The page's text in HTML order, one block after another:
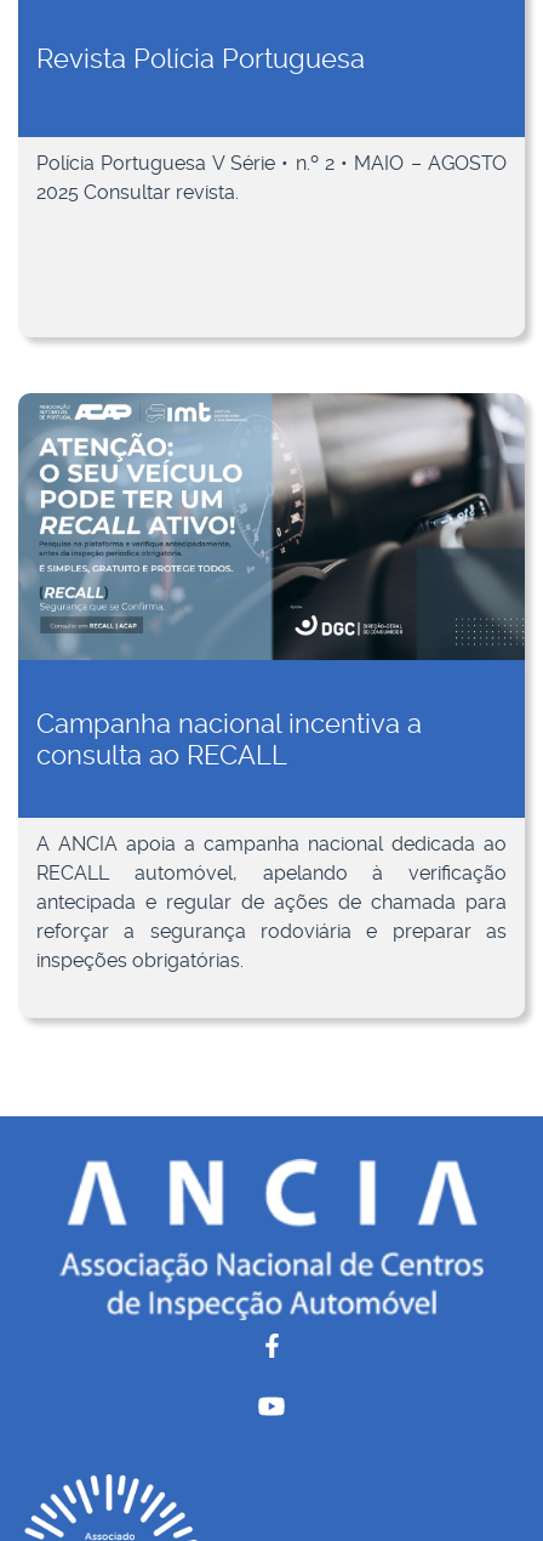
Revista Polícia Portuguesa
Polícia Portuguesa V Série • n.º 2 • MAIO – AGOSTO
2025 Consultar revista.
Campanha nacional incentiva a
consulta ao RECALL
A ANCIA apoia a campanha nacional dedicada ao
RECALL automóvel, apelando à verificação
antecipada e regular de ações de chamada para
reforçar a segurança rodoviária e preparar as
inspeções obrigatórias.